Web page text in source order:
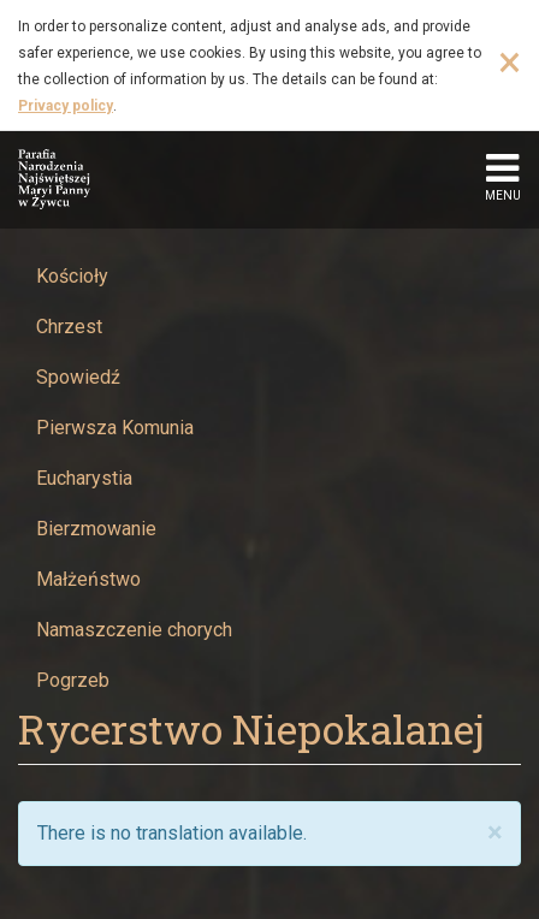
Rycerstwo
Niepokalanej
-
Parafia
Najświętszej
Maryi
Panny
w
Żywcu
to
main
content
In order to personalize content, adjust and analyse ads, and provide
safer experience, we use cookies. By using this website, you agree to
the collection of information by us. The details can be found at:
Privacy policy.
×
MENU
Kościoły
Chrzest
Spowiedź
Pierwsza Komunia
Eucharystia
Bierzmowanie
Małżeństwo
Namaszczenie chorych
Pogrzeb
Rycerstwo Niepokalanej
×
There is no translation available.